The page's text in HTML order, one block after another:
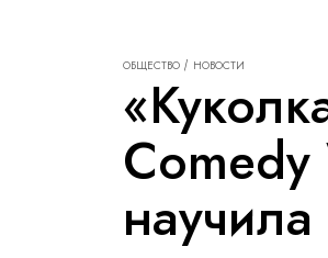
ОБЩЕСТВО НОВОСТИ
Comedy